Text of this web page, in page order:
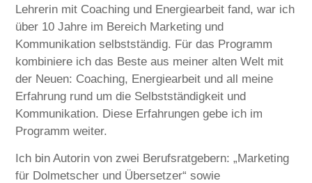
Lehrerin mit Coaching und Energiearbeit fand, war ich
über 10 Jahre im Bereich Marketing und
Kommunikation selbstständig. Für das Programm
kombiniere ich das Beste aus meiner alten Welt mit
der Neuen: Coaching, Energiearbeit und all meine
Erfahrung rund um die Selbstständigkeit und
Kommunikation. Diese Erfahrungen gebe ich im
Programm weiter.
Ich bin Autorin von zwei Berufsratgebern: „Marketing
für Dolmetscher und Übersetzer“ sowie